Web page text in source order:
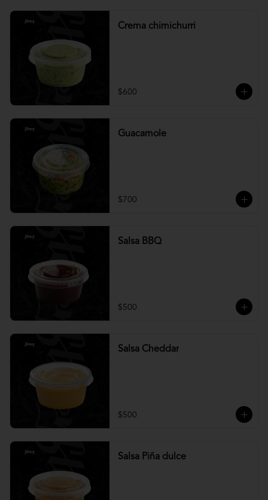
Crema chimichurri
$600
Guacamole
$700
Salsa BBQ
$500
Salsa Cheddar
$500
Salsa Piña dulce